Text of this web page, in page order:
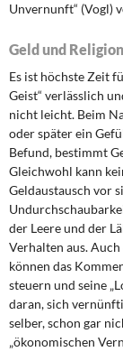
Unvernunft“ (Vogl)
Geld und Religion
Es ist höchste Zeit
Geist“ verlässlich
nicht leicht. Beim
oder später ein
Befund, bestimmt
Gleichwohl kann
Geldaustausch vor
der Leere und der
Verhalten aus.
können das
steuern und seine
daran, sich
selber, schon gar
„ökonomischen